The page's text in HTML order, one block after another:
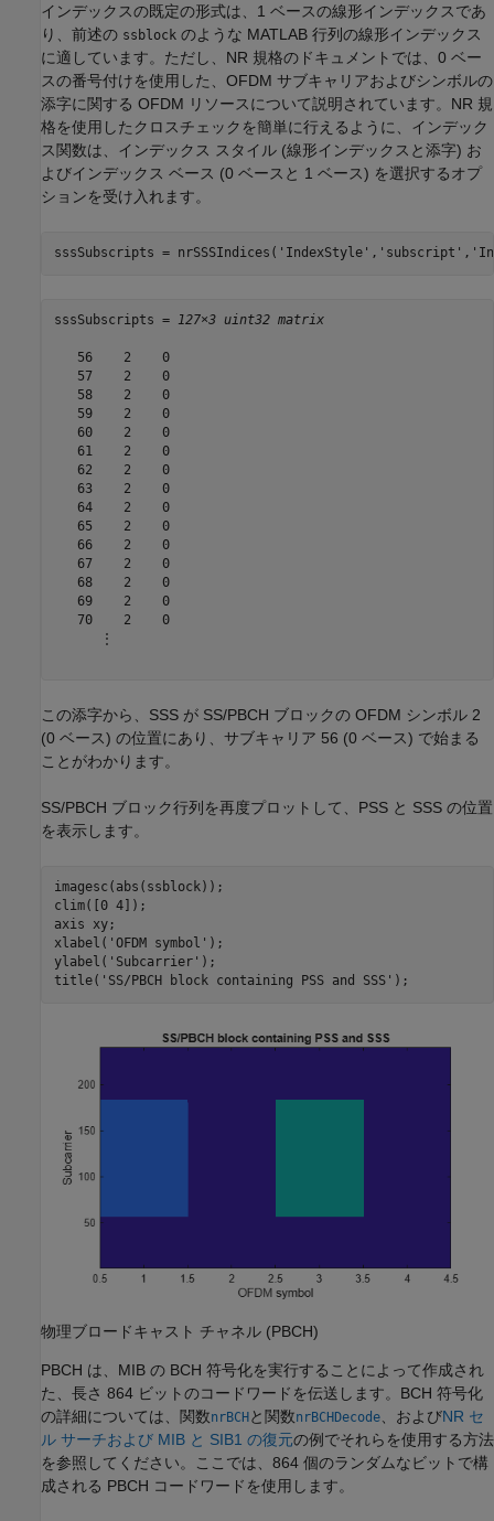
インデックスの既定の形式は、1 ベースの線形インデックスであ
り、前述の ssblock のような MATLAB 行列の線形インデックス
に適しています。ただし、NR 規格のドキュメントでは、0 ベー
スの番号付けを使用した、OFDM サブキャリアおよびシンボルの
添字に関する OFDM リソースについて説明されています。NR 規
格を使用したクロスチェックを簡単に行えるように、インデック
ス関数は、インデックス スタイル (線形インデックスと添字) お
よびインデックス ベース (0 ベースと 1 ベース) を選択するオプ
ションを受け入れます。
sssSubscripts = nrSSSIndices( 'IndexStyle' , 'subscript' ,
sssSubscripts = 127×3 uint32 matrix
   56    2    0
   57    2    0
   58    2    0
   59    2    0
   60    2    0
   61    2    0
   62    2    0
   63    2    0
   64    2    0
   65    2    0
   66    2    0
   67    2    0
   68    2    0
   69    2    0
   70    2    0
      ⋮
この添字から、SSS が SS/PBCH ブロックの OFDM シンボル 2
(0 ベース) の位置にあり、サブキャリア 56 (0 ベース) で始まる
ことがわかります。
SS/PBCH ブロック行列を再度プロットして、PSS と SSS の位置
を表示します。
imagesc(abs(ssblock));
clim([0 4]);
axis
xy;
xlabel( 'OFDM symbol' );
ylabel( 'Subcarrier' );
title( 'SS/PBCH block containing PSS and SSS' );
物理ブロードキャスト チャネル (PBCH)
PBCH は、MIB の BCH 符号化を実行することによって作成され
た、長さ 864 ビットのコードワードを伝送します。BCH 符号化
の詳細については、関数nrBCH と関数nrBCHDecode 、およびNR セ
ル サーチおよび MIB と SIB1 の復元の例でそれらを使用する方法
を参照してください。ここでは、864 個のランダムなビットで構
成される PBCH コードワードを使用します。